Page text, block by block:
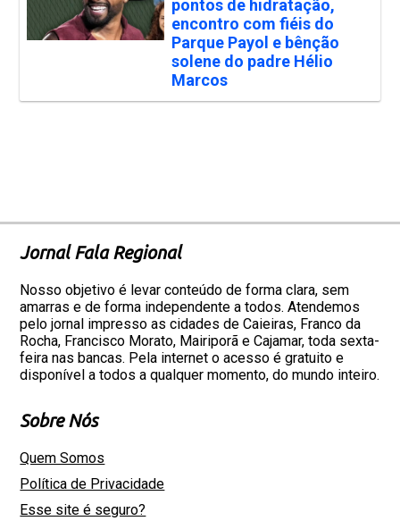
pontos de hidratação,
encontro com fiéis do
Parque Payol e bênção
solene do padre Hélio
Marcos
Jornal Fala Regional
Nosso objetivo é levar conteúdo de forma clara, sem
amarras e de forma independente a todos. Atendemos
pelo jornal impresso as cidades de Caieiras, Franco da
Rocha, Francisco Morato, Mairiporã e Cajamar, toda sexta-
feira nas bancas. Pela internet o acesso é gratuito e
disponível a todos a qualquer momento, do mundo inteiro.
Sobre Nós
Quem Somos
Política de Privacidade
Esse site é seguro?